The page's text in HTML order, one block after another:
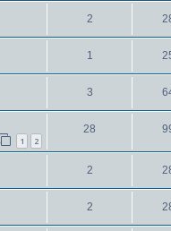
2
1
3
1 2
28
2
2